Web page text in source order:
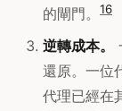
的閘門。
16
逆轉成本。
還原。一位
代理已經在